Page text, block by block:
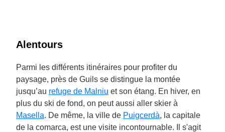
Alentours
Parmi les différents itinéraires pour profiter du
paysage, près de Guils se distingue la montée
jusqu’au refuge de Malniu et son étang. En hiver, en
plus du ski de fond, on peut aussi aller skier à
Masella. De même, la ville de Puigcerdà, la capitale
de la comarca, est une visite incontournable. Il s'agit